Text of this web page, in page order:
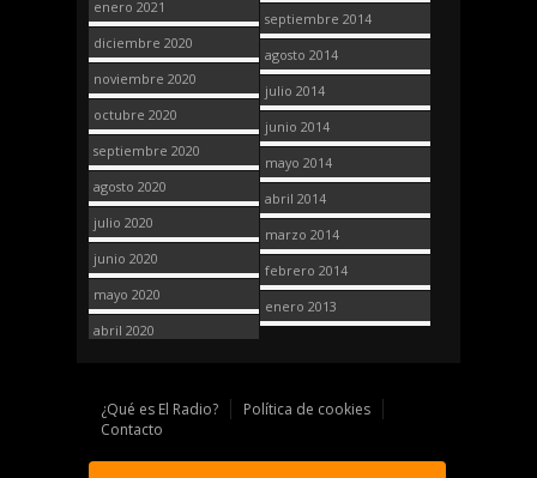
enero 2021
diciembre 2020
noviembre 2020
octubre 2020
septiembre 2020
agosto 2020
julio 2020
junio 2020
mayo 2020
abril 2020
septiembre 2014
agosto 2014
julio 2014
junio 2014
mayo 2014
abril 2014
marzo 2014
febrero 2014
enero 2013
¿Qué es El Radio?
Política de cookies
Contacto